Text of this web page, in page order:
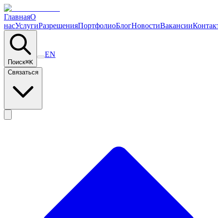
ГлавнаяО
насУслугиРазрешенияПортфолиоБлогНовостиВакансии
Поиск⌘K
EN
Связаться